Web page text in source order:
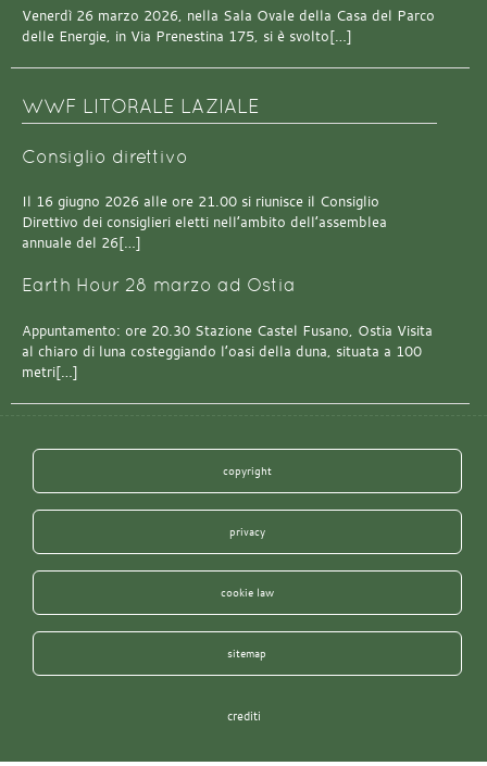
Venerdì 26 marzo 2026, nella Sala Ovale della Casa del Parco
delle Energie, in Via Prenestina 175, si è svolto[…]
WWF LITORALE LAZIALE
Consiglio direttivo
Il 16 giugno 2026 alle ore 21.00 si riunisce il Consiglio
Direttivo dei consiglieri eletti nell’ambito dell’assemblea
annuale del 26[…]
Earth Hour 28 marzo ad Ostia
Appuntamento: ore 20.30 Stazione Castel Fusano, Ostia Visita
al chiaro di luna costeggiando l’oasi della duna, situata a 100
metri[…]
copyright
privacy
cookie law
sitemap
crediti